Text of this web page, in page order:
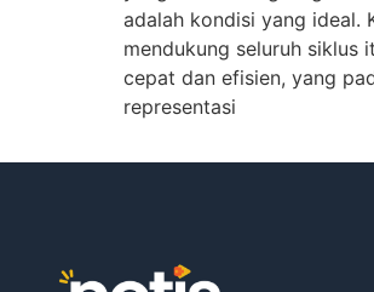
adalah kondisi yang ideal.
mendukung seluruh siklus
cepat dan efisien, yang
representasi